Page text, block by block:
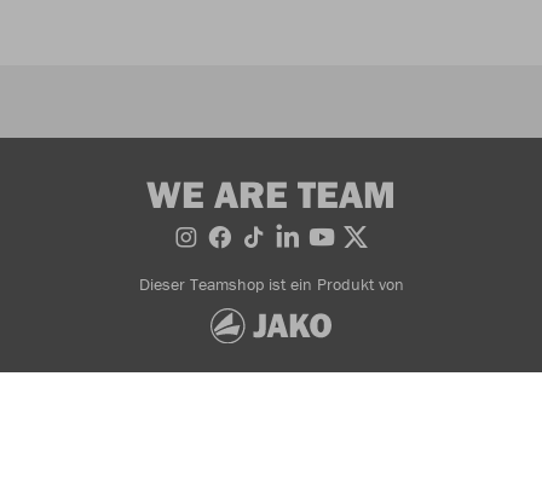
WE ARE TEAM
Dieser Teamshop ist ein Produkt von